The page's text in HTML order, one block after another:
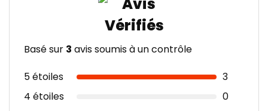
Basé sur 3 avis soumis à un contrôle
5 étoiles
3
4 étoiles
0